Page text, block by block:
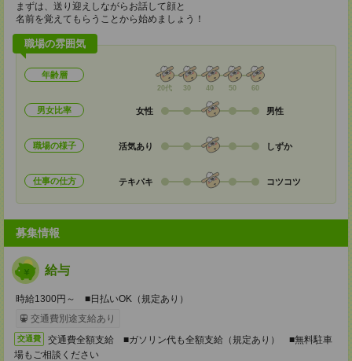
まずは、送り迎えしながらお話して顔と
名前を覚えてもらうことから始めましょう！
職場の雰囲気
年齢層
20代 30 40 50 60
男女比率 女性 男性
職場の様子 活気あり しずか
仕事の仕方 テキパキ コツコツ
募集情報
給与
時給1300円～ ■日払いOK（規定あり）
交通費別途支給あり
交通費
交通費全額支給 ■ガソリン代も全額支給（規定あり） ■無料駐車
場もご相談ください